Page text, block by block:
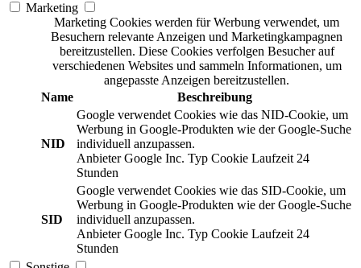
Marketing
Marketing Cookies werden für Werbung verwendet, um
Besuchern relevante Anzeigen und Marketingkampagnen
bereitzustellen. Diese Cookies verfolgen Besucher auf
verschiedenen Websites und sammeln Informationen, um
angepasste Anzeigen bereitzustellen.
Name
Beschreibung
NID
Google verwendet Cookies wie das NID-Cookie, um
Werbung in Google-Produkten wie der Google-Suche
individuell anzupassen.
Anbieter Google Inc. Typ Cookie Laufzeit 24
Stunden
SID
Google verwendet Cookies wie das SID-Cookie, um
Werbung in Google-Produkten wie der Google-Suche
individuell anzupassen.
Anbieter Google Inc. Typ Cookie Laufzeit 24
Stunden